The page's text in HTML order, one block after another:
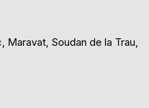
Soudan de la Trau,